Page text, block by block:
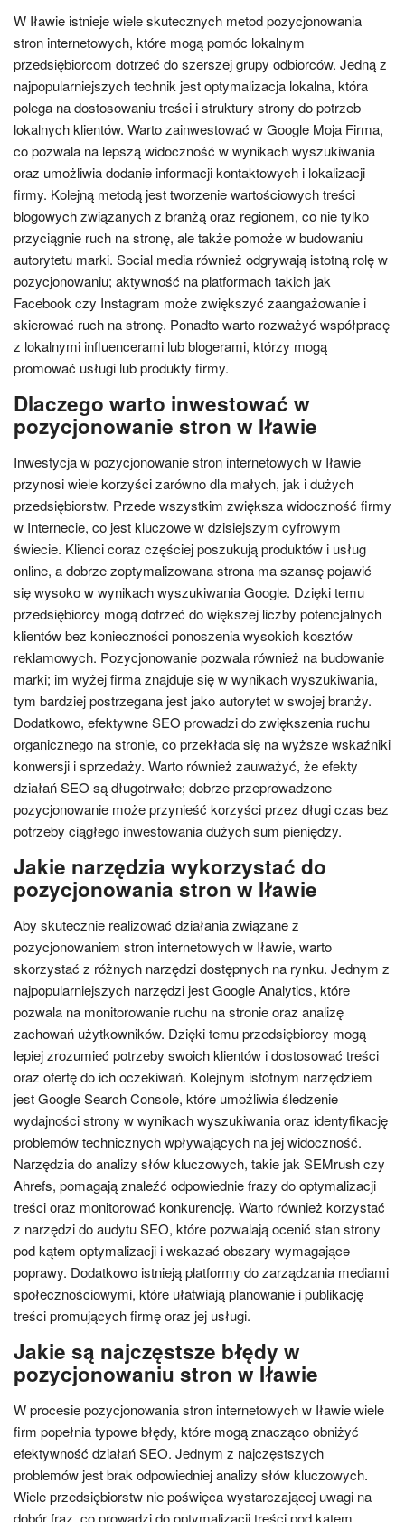
W Iławie istnieje wiele skutecznych metod pozycjonowania
stron internetowych, które mogą pomóc lokalnym
przedsiębiorcom dotrzeć do szerszej grupy odbiorców. Jedną z
najpopularniejszych technik jest optymalizacja lokalna, która
polega na dostosowaniu treści i struktury strony do potrzeb
lokalnych klientów. Warto zainwestować w Google Moja Firma,
co pozwala na lepszą widoczność w wynikach wyszukiwania
oraz umożliwia dodanie informacji kontaktowych i lokalizacji
firmy. Kolejną metodą jest tworzenie wartościowych treści
blogowych związanych z branżą oraz regionem, co nie tylko
przyciągnie ruch na stronę, ale także pomoże w budowaniu
autorytetu marki. Social media również odgrywają istotną rolę w
pozycjonowaniu; aktywność na platformach takich jak
Facebook czy Instagram może zwiększyć zaangażowanie i
skierować ruch na stronę. Ponadto warto rozważyć współpracę
z lokalnymi influencerami lub blogerami, którzy mogą
promować usługi lub produkty firmy.
Dlaczego warto inwestować w
pozycjonowanie stron w Iławie
Inwestycja w pozycjonowanie stron internetowych w Iławie
przynosi wiele korzyści zarówno dla małych, jak i dużych
przedsiębiorstw. Przede wszystkim zwiększa widoczność firmy
w Internecie, co jest kluczowe w dzisiejszym cyfrowym
świecie. Klienci coraz częściej poszukują produktów i usług
online, a dobrze zoptymalizowana strona ma szansę pojawić
się wysoko w wynikach wyszukiwania Google. Dzięki temu
przedsiębiorcy mogą dotrzeć do większej liczby potencjalnych
klientów bez konieczności ponoszenia wysokich kosztów
reklamowych. Pozycjonowanie pozwala również na budowanie
marki; im wyżej firma znajduje się w wynikach wyszukiwania,
tym bardziej postrzegana jest jako autorytet w swojej branży.
Dodatkowo, efektywne SEO prowadzi do zwiększenia ruchu
organicznego na stronie, co przekłada się na wyższe wskaźniki
konwersji i sprzedaży. Warto również zauważyć, że efekty
działań SEO są długotrwałe; dobrze przeprowadzone
pozycjonowanie może przynieść korzyści przez długi czas bez
potrzeby ciągłego inwestowania dużych sum pieniędzy.
Jakie narzędzia wykorzystać do
pozycjonowania stron w Iławie
Aby skutecznie realizować działania związane z
pozycjonowaniem stron internetowych w Iławie, warto
skorzystać z różnych narzędzi dostępnych na rynku. Jednym z
najpopularniejszych narzędzi jest Google Analytics, które
pozwala na monitorowanie ruchu na stronie oraz analizę
zachowań użytkowników. Dzięki temu przedsiębiorcy mogą
lepiej zrozumieć potrzeby swoich klientów i dostosować treści
oraz ofertę do ich oczekiwań. Kolejnym istotnym narzędziem
jest Google Search Console, które umożliwia śledzenie
wydajności strony w wynikach wyszukiwania oraz identyfikację
problemów technicznych wpływających na jej widoczność.
Narzędzia do analizy słów kluczowych, takie jak SEMrush czy
Ahrefs, pomagają znaleźć odpowiednie frazy do optymalizacji
treści oraz monitorować konkurencję. Warto również korzystać
z narzędzi do audytu SEO, które pozwalają ocenić stan strony
pod kątem optymalizacji i wskazać obszary wymagające
poprawy. Dodatkowo istnieją platformy do zarządzania mediami
społecznościowymi, które ułatwiają planowanie i publikację
treści promujących firmę oraz jej usługi.
Jakie są najczęstsze błędy w
pozycjonowaniu stron w Iławie
W procesie pozycjonowania stron internetowych w Iławie wiele
firm popełnia typowe błędy, które mogą znacząco obniżyć
efektywność działań SEO. Jednym z najczęstszych
problemów jest brak odpowiedniej analizy słów kluczowych.
Wiele przedsiębiorstw nie poświęca wystarczającej uwagi na
dobór fraz, co prowadzi do optymalizacji treści pod kątem